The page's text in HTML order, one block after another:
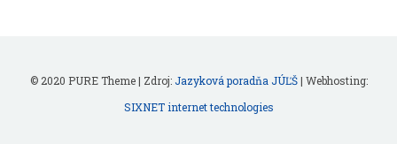
© 2020 PURE Theme | Zdroj: Jazyková poradňa JÚĽŠ| Webhosting:
SIXNET internet technologies